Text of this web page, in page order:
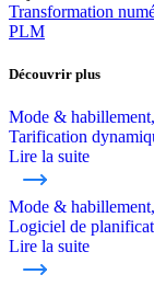
Transformation
PLM
Découvrir plus
Mode &
Tarification
Lire la suite
Mode &
Logiciel de
Lire la suite